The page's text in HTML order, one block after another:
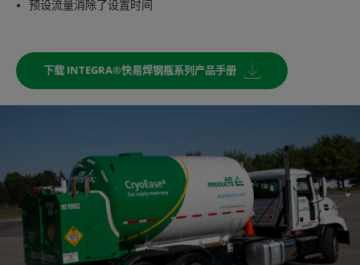
预设流量消除了设置时间
下载 INTEGRA®快易焊钢瓶系列产品手册